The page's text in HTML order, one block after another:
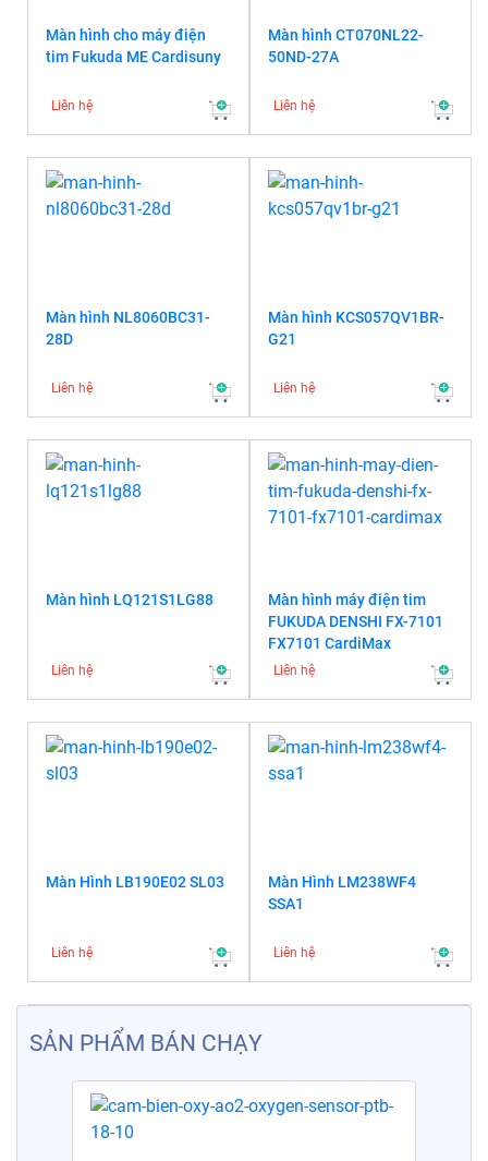
Màn hình cho máy điện
tim Fukuda ME Cardisuny
Liên hệ
Màn hình CT070NL22-
50ND-27A
Liên hệ
Màn hình NL8060BC31-
28D
Liên hệ
Màn hình KCS057QV1BR-
G21
Liên hệ
Màn hình LQ121S1LG88
Liên hệ
Màn hình máy điện tim
FUKUDA DENSHI FX-7101
FX7101 CardiMax
Liên hệ
Màn Hình LB190E02 SL03
Liên hệ
Màn Hình LM238WF4
SSA1
Liên hệ
SẢN PHẨM BÁN CHẠY